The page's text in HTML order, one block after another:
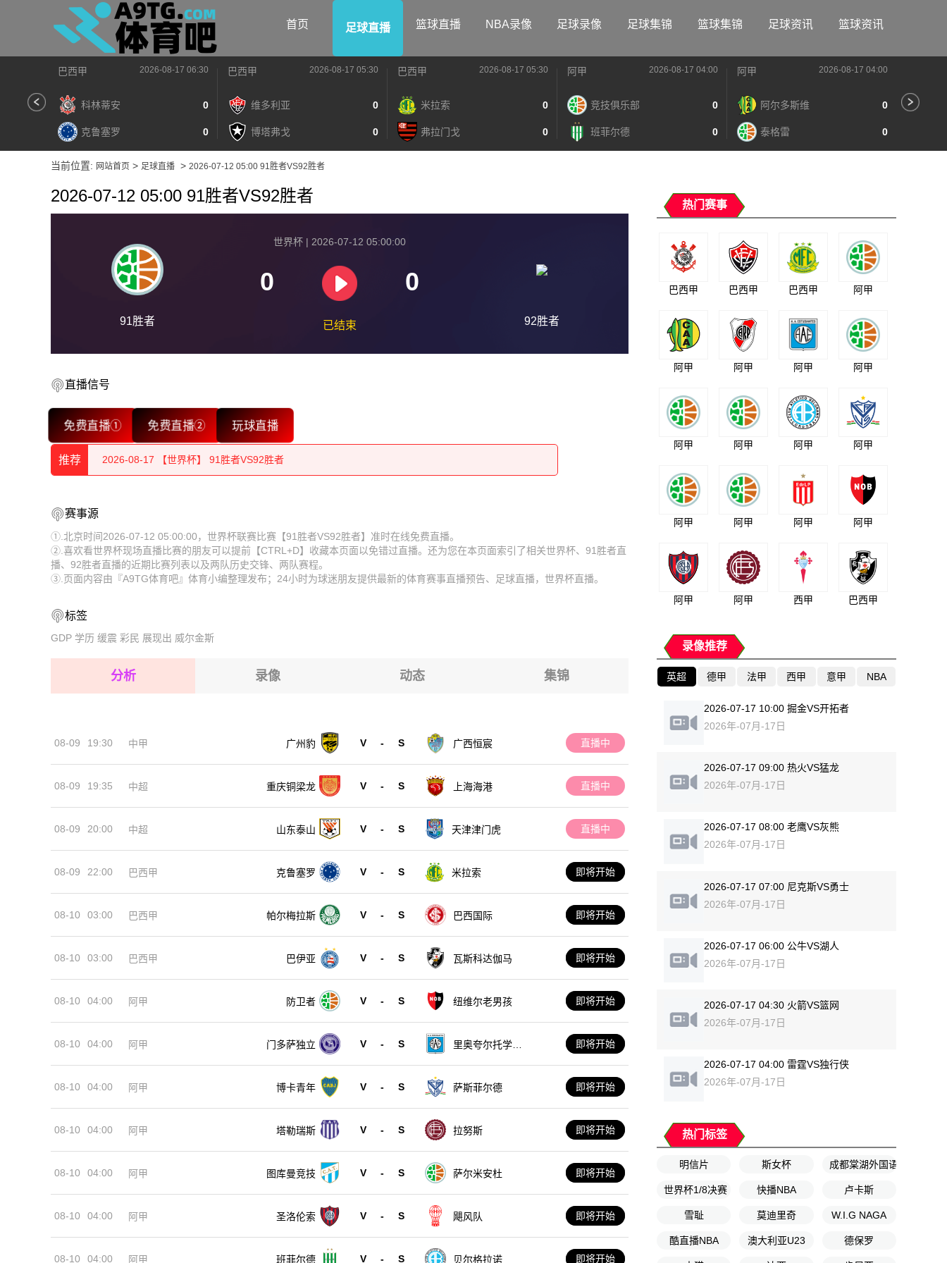
首页 足球直播 篮球直播 NBA录像 足球录像 足球集锦 篮球集锦 足球资讯 篮球资讯
巴西甲 2026-08-17 06:30
科林蒂安 0
克鲁塞罗 0
巴西甲 2026-08-17 05:30
维多利亚 0
博塔弗戈 0
巴西甲 2026-08-17 05:30
米拉索 0
弗拉门戈 0
阿甲 2026-08-17 04:00
竞技俱乐部 0
班菲尔德 0
阿甲 2026-08-17 04:00
阿尔多斯维 0
泰格雷 0
当前位置: 网站首页 > 足球直播 > 2026-07-12 05:00 91胜者VS92胜者
2026-07-12 05:00 91胜者VS92胜者
91胜者
世界杯 | 2026-07-12 05:00:00
0 0
已结束 92胜者
直播信号
免费直播① 免费直播② 玩球直播
推荐
2026-08-17 【世界杯】 91胜者VS92胜者
2026-08-17 【世界杯】 91胜者VS92胜者
2026-08-17 【世界杯】 91胜者VS92胜者
2026-08-17 【世界杯】 91胜者VS92胜者
2026-08-17 【世界杯】 91胜者VS92胜者
2026-08-17 【世界杯】 91胜者VS92胜者
2026-08-17 【世界杯】 91胜者VS92胜者
2026-08-17 【世界杯】 91胜者VS92胜者
2026-08-17 【世界杯】 91胜者VS92胜者
2026-08-17 【世界杯】 91胜者VS92胜者
赛事源
①.北京时间2026-07-12 05:00:00，世界杯联赛比赛【91胜者VS92胜者】准时在线免费直播。
②.喜欢看世界杯现场直播比赛的朋友可以提前【CTRL+D】收藏本页面以免错过直播。还为您在本页面索引了相关世界杯、91胜者直
播、92胜者直播的近期比赛列表以及两队历史交锋、两队赛程。
③.页面内容由『A9TG体育吧』体育小编整理发布；24小时为球迷朋友提供最新的体育赛事直播预告、足球直播，世界杯直播。
标签
GDP 学历 缓震 彩民 展现出 威尔金斯
分析 录像 动态 集锦
08-09 19:30 中甲 广州豹 V - S 广西恒宸 直播中
08-09 19:35 中超 重庆铜梁龙 V - S 上海海港 直播中
08-09 20:00 中超 山东泰山 V - S 天津津门虎 直播中
08-09 22:00 巴西甲 克鲁塞罗 V - S 米拉索 即将开始
08-10 03:00 巴西甲 帕尔梅拉斯 V - S 巴西国际 即将开始
08-10 03:00 巴西甲 巴伊亚 V - S 瓦斯科达伽马 即将开始
08-10 04:00 阿甲 防卫者 V - S 纽维尔老男孩 即将开始
08-10 04:00 阿甲 门多萨独立 V - S
里奥夸尔托学生
即将开始
08-10 04:00 阿甲 博卡青年 V - S 萨斯菲尔德 即将开始
08-10 04:00 阿甲 塔勒瑞斯 V - S 拉努斯 即将开始
08-10 04:00 阿甲 图库曼竞技 V - S 萨尔米安杜 即将开始
08-10 04:00 阿甲 圣洛伦索 V - S 飓风队 即将开始
08-10 04:00 阿甲 班菲尔德 V - S 贝尔格拉诺 即将开始
热门赛事
巴西甲 巴西甲 巴西甲 阿甲
阿甲 阿甲 阿甲 阿甲
阿甲 阿甲 阿甲 阿甲
阿甲 阿甲 阿甲 阿甲
阿甲 阿甲 西甲 巴西甲
录像推荐
英超 德甲 法甲 西甲 意甲 NBA
2026-07-17 10:00 掘金VS开拓者
2026年-07月-17日
2026-07-17 09:00 热火VS猛龙
2026年-07月-17日
2026-07-17 08:00 老鹰VS灰熊
2026年-07月-17日
2026-07-17 07:00 尼克斯VS勇士
2026年-07月-17日
2026-07-17 06:00 公牛VS湖人
2026年-07月-17日
2026-07-17 04:30 火箭VS篮网
2026年-07月-17日
2026-07-17 04:00 雷霆VS独行侠
2026年-07月-17日
热门标签
明信片 斯女杯 成都棠湖外国语学校
世界杯1/8决赛 快播NBA 卢卡斯
雪耻 莫迪里奇 W.I.G NAGA
酷直播NBA 澳大利亚U23 德保罗